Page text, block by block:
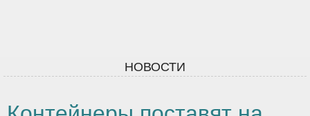
НОВОСТИ